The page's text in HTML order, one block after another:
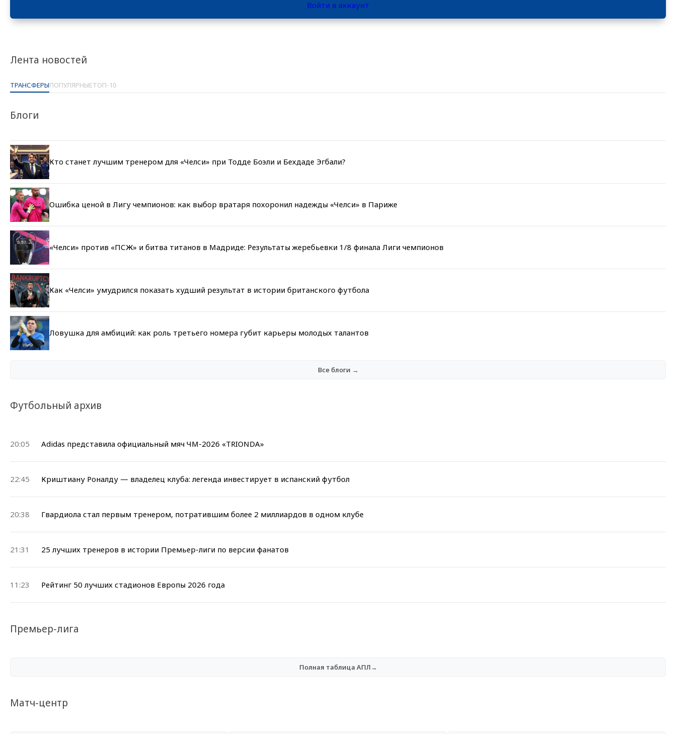
Лента новостей
ТРАНСФЕРЫПОПУЛЯРНЫЕТОП-10
Блоги
Кто станет лучшим тренером для «Челси» при Тодде Боэли и Бехдаде Эгбали?
Ошибка ценой в Лигу чемпионов: как выбор вратаря похоронил надежды «Челси» в Париже
«Челси» против «ПСЖ» и битва титанов в Мадриде: Результаты жеребьевки 1/8 финала Лиги чемпионов
Как «Челси» умудрился показать худший результат в истории британского футбола
Ловушка для амбиций: как роль третьего номера губит карьеры молодых талантов
Все блоги →
Футбольный архив
20:05 Adidas представила официальный мяч ЧМ-2026 «TRIONDA»
22:45 Криштиану Роналду — владелец клуба: легенда инвестирует в испанский футбол
20:38 Гвардиола стал первым тренером, потратившим более 2 миллиардов в одном клубе
21:31 25 лучших тренеров в истории Премьер-лиги по версии фанатов
11:23 Рейтинг 50 лучших стадионов Европы 2026 года
Войти в аккаунт
Премьер-лига
Полная таблица АПЛ→
Матч-центр